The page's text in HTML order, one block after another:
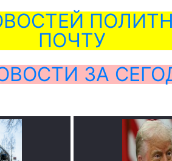
ПОЧТУ
ЗА